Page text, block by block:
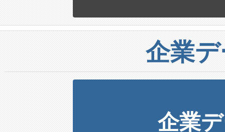
企業
企業